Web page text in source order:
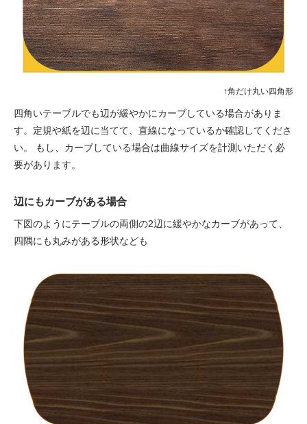
↑角だけ丸い四角形
四角いテーブルでも辺が緩やかにカーブしている場合がありま
す。定規や紙を辺に当てて、直線になっているか確認してくださ
い。 もし、カーブしている場合は曲線サイズを計測いただく必
要があります。
辺にもカーブがある場合
下図のようにテーブルの両側の2辺に緩やかなカーブがあって、
四隅にも丸みがある形状なども